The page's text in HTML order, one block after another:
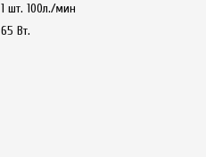
1 шт. 100л./мин
65 Вт.